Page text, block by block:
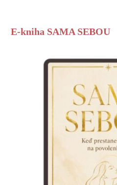
E-kniha SAMA SEBOU